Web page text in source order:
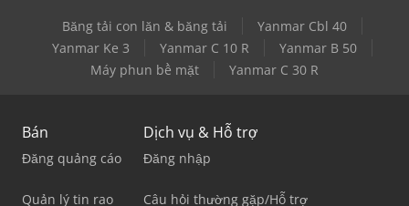
Băng tải con lăn & băng tải
Yanmar Cbl 40
Yanmar Ke 3
Yanmar C 10 R
Yanmar B 50
Máy phun bề mặt
Yanmar C 30 R
Bán
Đăng quảng cáo
Quản lý tin rao
Dịch vụ & Hỗ trợ
Đăng nhập
Câu hỏi thường gặp/Hỗ trợ